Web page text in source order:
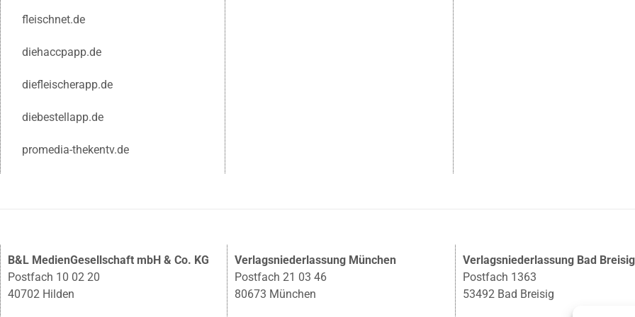
fleischnet.de
diehaccpapp.de
diefleischerapp.de
diebestellapp.de
promedia-thekentv.de
B&L MedienGesellschaft mbH & Co. KG
Postfach 10 02 20
40702 Hilden
Verlagsniederlassung München
Postfach 21 03 46
80673 München
Verlagsniederlassung Bad Breisig
Postfach 1363
53492 Bad Breisig